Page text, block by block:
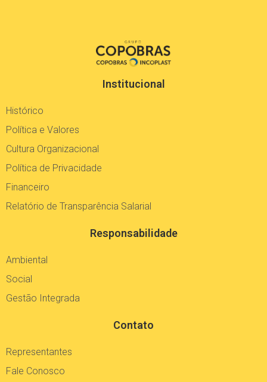
Institucional
Histórico
Política e Valores
Cultura Organizacional
Política de Privacidade
Financeiro
Relatório de Transparência Salarial
Responsabilidade
Ambiental
Social
Gestão Integrada
Contato
Representantes
Fale Conosco